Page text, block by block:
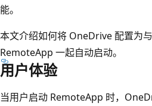
能。
本文介绍如何将 OneDrive 配置为
RemoteApp 一起自动启动。
用户体验
当用户启动 RemoteApp 时，